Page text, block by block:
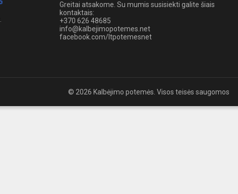
Greitai atsakome. Su mumis susisiekti galite šiais
kontaktais:
+370 626 48685
info@kalbejimopotemes.net
facebook.com/ltpotemesnet
© 2026 Kalbėjimo potemės. Visos teisės saugomos